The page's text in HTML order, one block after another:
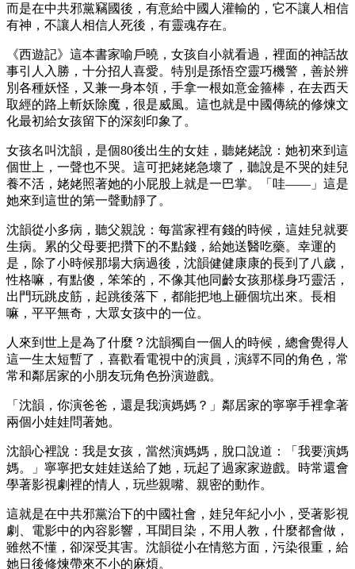
而是在中共邪黨竊國後，有意給中國人灌輸的，它不讓人相信
有神，不讓人相信人死後，有靈魂存在。
《西遊記》這本書家喻戶曉，女孩自小就看過，裡面的神話故
事引人入勝，十分招人喜愛。特別是孫悟空靈巧機警，善於辨
別各種妖怪，又兼一身本領，手拿一根如意金箍棒，在去西天
取經的路上斬妖除魔，很是威風。這也就是中國傳統的修煉文
化最初給女孩留下的深刻印象了。
女孩名叫沈韻，是個80後出生的女娃，聽姥姥說：她初來到這
個世上，一聲也不哭。這可把姥姥急壞了，聽說是不哭的娃兒
養不活，姥姥照著她的小屁股上就是一巴掌。「哇——」這是
她來到這世的第一聲動靜了。
沈韻從小多病，聽父親說：每當家裡有錢的時候，這娃兒就要
生病。累的父母要把攢下的不點錢，給她送醫吃藥。幸運的
是，除了小時候那場大病過後，沈韻健健康康的長到了八歲，
性格嘛，有點傻，笨笨的，不像其他同齡女孩那樣身巧靈活，
出門玩跳皮筋，起跳後落下，都能把地上砸個坑出來。長相
嘛，平平無奇，大眾女孩中的一位。
人來到世上是為了什麼？沈韻獨自一個人的時候，總會覺得人
這一生太短暫了，喜歡看電視中的演員，演繹不同的角色，常
常和鄰居家的小朋友玩角色扮演遊戲。
「沈韻，你演爸爸，還是我演媽媽？」鄰居家的寧寧手裡拿著
兩個小娃娃問著她。
沈韻心裡說：我是女孩，當然演媽媽，脫口說道：「我要演媽
媽。」寧寧把女娃娃送給了她，玩起了過家家遊戲。時常還會
學著影視劇裡的情人，玩些親嘴、親密的動作。
這就是在中共邪黨治下的中國社會，娃兒年紀小小，受著影視
劇、電影中的內容影響，耳聞目染，不用人教，什麼都會做，
雖然不懂，卻深受其害。沈韻從小在情慾方面，污染很重，給
她日後修煉帶來不小的麻煩。